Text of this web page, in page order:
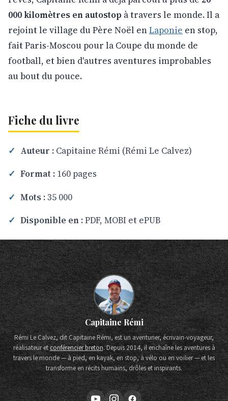
000 kilomètres en autostop à travers le monde. Il a
rejoint le village du Père Noël enLaponie en stop,
fait Paris-Moscou pour la Coupe du monde de
football, et bien d'autres aventures improbables
au bout du pouce.
Fiche du livre
Auteur : Capitaine Rémi (Rémi Le Calvez)
Format : 160 pages
Mots :35 000
Disponible en :PDF, MOBI et ePUB
Capitaine Rémi
Rémi Le Calvez, dit Capitaine Rémi, est un aventurier, écrivain-voyageur,
réalisateur etconférencier breton. Depuis 2014, il enchaîne les aventures à
travers le monde — à pied, en kayak, en stop, à vélo ou en voilier — et les
transforme en récits humains, drôles et inspirants.